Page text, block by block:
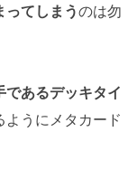
てしまうのは勿
あるデッキタイ
うにメタカード